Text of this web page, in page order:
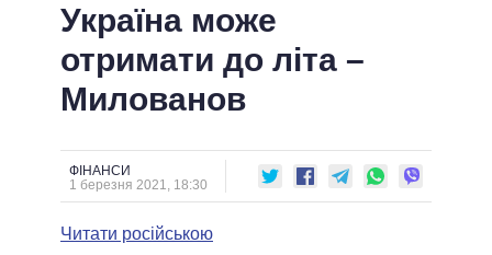
ПОДІЇ
СТАТТІ
ДУМКИ
ОГЛЯДИ
ДАЙДЖЕСТИ
ЕКОНОМІКА
СУСПІЛЬСТВО
ПОЛIТИКИ
УСІ ПОЛІТИКИ
ПРЕЗИДЕНТ І ОФІС
ВЕРХОВНА РАДА
КАБІНЕТ МІНІСТРІВ
МЕРИ МІСТ
ІНФОГРАФІКА
ПІДТРИМАТИ
ПОРІВНЯННЯ ПОЛІТИКІВ
Україна може
отримати до літа –
Милованов
ФІНАНСИ
1 березня 2021, 18:30
Читати російською